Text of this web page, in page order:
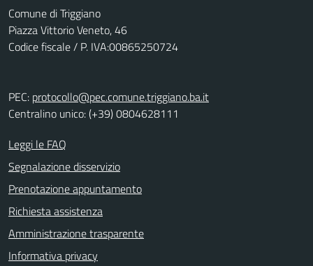
Comune di Triggiano
Piazza Vittorio Veneto, 46
Codice fiscale / P. IVA:00865250724
PEC: protocollo@pec.comune.triggiano.ba.it
Centralino unico: (+39) 0804628111
Leggi le FAQ
Segnalazione disservizio
Prenotazione appuntamento
Richiesta assistenza
Amministrazione trasparente
Informativa privacy